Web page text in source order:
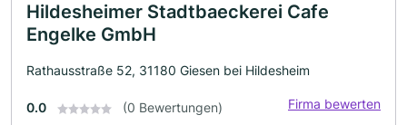
Hildesheimer Stadtbaeckerei Cafe
Engelke GmbH
Rathausstraße 52, 31180 Giesen bei Hildesheim
0.0 (0 Bewertungen) Firma bewerten